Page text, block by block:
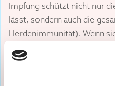
Impfung schützt nicht nur
lässt, sondern auch die
Herdenimmunität). Wenn
und Herdenimmunität
Einzelne auf den Schutz